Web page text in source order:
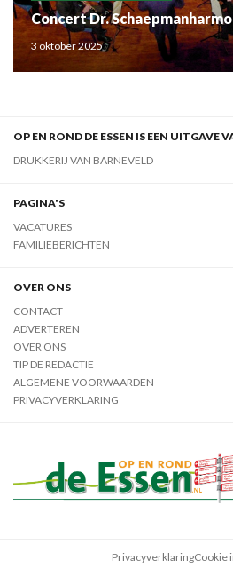
Concert Dr.
3 oktober 2025
OP EN ROND DE ESSEN IS EEN UITGAVE
DRUKKERIJ VAN BARNEVELD
PAGINA'S
VACATURES
FAMILIEBERICHTEN
OVER ONS
CONTACT
ADVERTEREN
OVER ONS
TIP DE REDACTIE
ALGEMENE VOORWAARDEN
PRIVACYVERKLARING
PrivacyverklaringCookie